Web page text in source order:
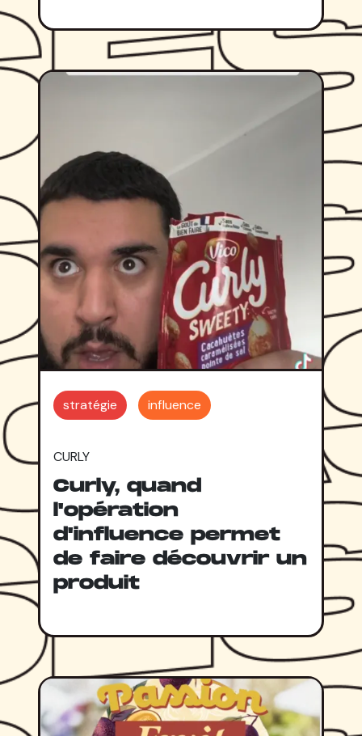
stratégie influence
CURLY
Curly, quand
l'opération
d'influence permet
de faire découvrir un
produit